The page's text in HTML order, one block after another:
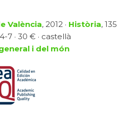
València, 2012 · Història, 135
7 · 30 € · castellà
i del món